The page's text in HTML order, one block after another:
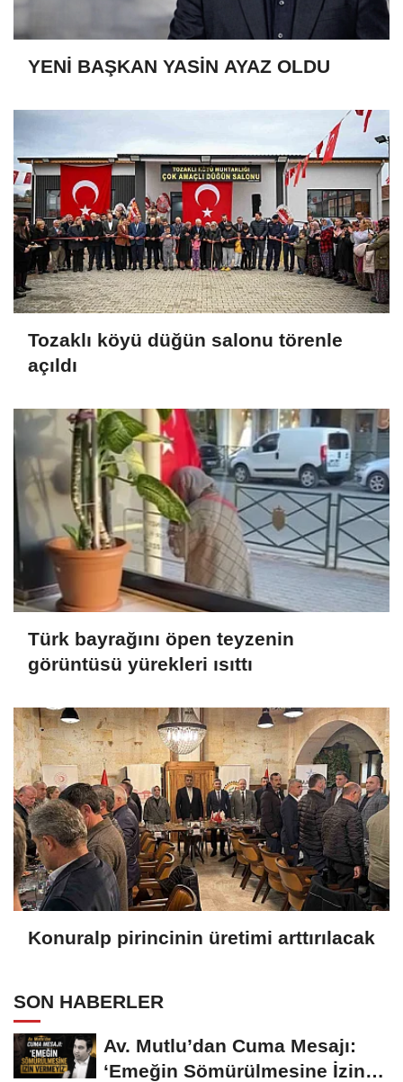
YENİ BAŞKAN YASİN AYAZ OLDU
Tozaklı köyü düğün salonu törenle
açıldı
Türk bayrağını öpen teyzenin
görüntüsü yürekleri ısıttı
Konuralp pirincinin üretimi arttırılacak
SON HABERLER
Av. Mutlu’dan Cuma Mesajı:
‘Emeğin Sömürülmesine İzin